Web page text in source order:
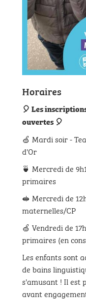
Horaires
🎈 Les
ouvertes 🎈
🍏 Mardi soir -
d'Or
🍵 Mercredi de
primaires
🥪 Mercredi de
maternelles/CP
🍏 Vendredi de
primaires (en
Les enfants sont
de bains
s'amusant ! Il est
avant